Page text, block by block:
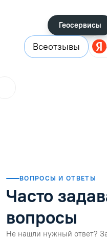
Геосервисы
Всеотзывы
ВОПРОСЫ И ОТВЕТЫ
Часто
вопросы
Не нашли нужный ответ?